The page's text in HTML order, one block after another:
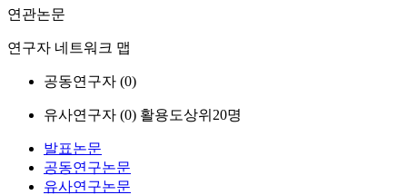
연관논문
연구자 네트워크 맵
공동연구자 (0)
유사연구자 (0) 활용도상위20명
발표논문
공동연구논문
유사연구논문